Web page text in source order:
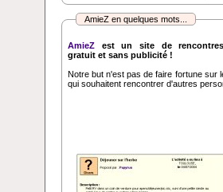
AmieZ en quelques mots...
AmieZ est un site de
gratuit et sans publicité !
Notre but n'est pas de faire fortune sur
qui souhaitent rencontrer d'autres